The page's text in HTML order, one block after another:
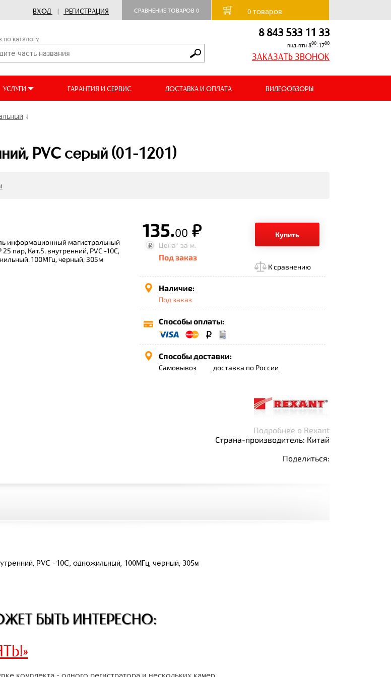
ВХОД | РЕГИСТРАЦИЯ СРАВНЕНИЕ ТОВАРОВ 0 0товаров
каталогу: 8 843 533 11 33
пнд-птн 800-1700
ЗАКАЗАТЬ ЗВОНОК
УСЛУГИ ГАРАНТИЯ И СЕРВИС ДОСТАВКА И ОПЛАТА ВИДЕООБЗОРЫ
↓
PVC серый (01-1201)
информационный магистральный
25 пар, Кат.5, внутренний, PVC -10C,
100МГц, черный, 305м
135.00 р.
Купить
Цена* за м.
Под заказ
К сравнению
Наличие:
Под заказ
Способы оплаты:
Способы доставки:
Самовывоз доставка по России
Подробнее о Rexant
Страна-производитель: Китай
Поделиться:
PVC -10C, одножильный, 100МГц, черный, 305м
БЫТЬ ИНТЕРЕСНО:
комплекта - одного регистратора и нескольких камер